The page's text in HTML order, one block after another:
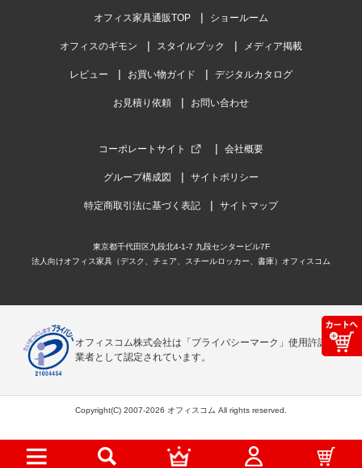
オフィス家具通販TOP ショールーム
オフィスのギモン スタイルブック メディア掲載
レビュー お買い物ガイド デジタルカタログ
お見積り依頼 お問い合わせ
コーポレートサイト 会社概要
グループ構成図 サイトポリシー
特定商取引法に基づく表記 サイトマップ
東京都千代田区九段北4-1-7 九段センタービル7F
法人向けオフィス家具（デスク、チェア、スチールロッカー、書庫）オフィスコム
オフィスコム株式会社は「プライバシーマーク」使用許諾事
業者として認定されています。
Copyright(C) 2007-2026 オフィスコム All rights reserved.